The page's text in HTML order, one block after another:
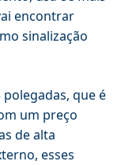
encontrar
sinalização
que é
um preço
de alta
esses